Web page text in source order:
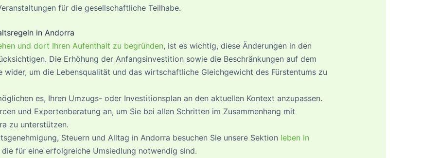
für die gesellschaftliche Teilhabe.
in Andorra
und dort Ihren Aufenthalt zu begründen, ist es wichtig, diese Änderungen in den
Die Erhöhung der Anfangsinvestition sowie die Beschränkungen auf dem
wider, um die Lebensqualität und das wirtschaftliche Gleichgewicht des Fürstentums zu
es, Ihren Umzugs- oder Investitionsplan an den aktuellen Kontext anzupassen.
und Expertenberatung an, um Sie bei allen Schritten im Zusammenhang mit
zu unterstützen.
Steuern und Alltag in Andorra besuchen Sie unsere Sektion leben in
für eine erfolgreiche Umsiedlung notwendig sind.